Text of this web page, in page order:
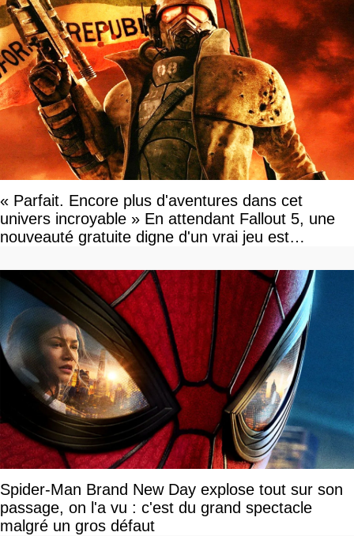
« Parfait. Encore plus d'aventures dans cet
univers incroyable » En attendant Fallout 5, une
nouveauté gratuite digne d'un vrai jeu est
Spider-Man Brand New Day explose tout sur son
passage, on l'a vu : c'est du grand spectacle
malgré un gros défaut